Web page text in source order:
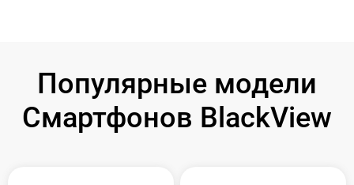
Популярные модели
Смартфонов BlackView